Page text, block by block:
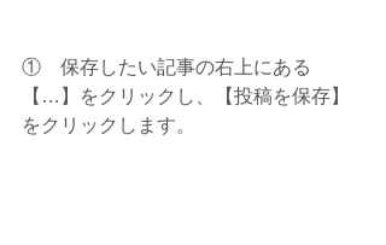
①　保存したい記事の右上にある
【…】をクリックし、【投稿を保存】
をクリックします。